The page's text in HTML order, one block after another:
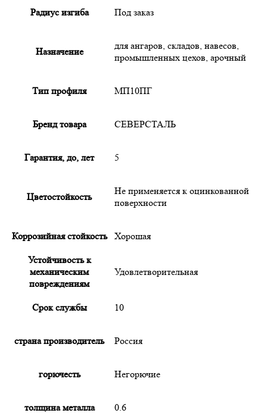
Радиус изгиба Под заказ
Назначение
для ангаров, складов, навесов,
промышленных цехов, арочный
Тип профиля МП10ПГ
Бренд товара СЕВЕРСТАЛЬ
Гарантия, до, лет 5
Цветостойкость
Не применяется к оцинкованной
поверхности
Коррозийная стойкость Хорошая
Устойчивость к
механическим
повреждениям
Удовлетворительная
Срок службы 10
страна производитель Россия
горючесть Негорючие
толщина металла 0.6